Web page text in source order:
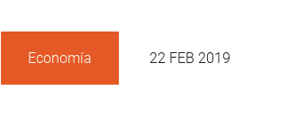
Economía 22 FEB 2019